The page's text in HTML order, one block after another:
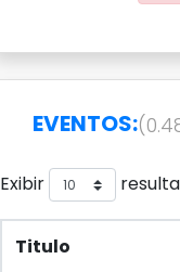
EVENTOS:
Exibir
Titulo